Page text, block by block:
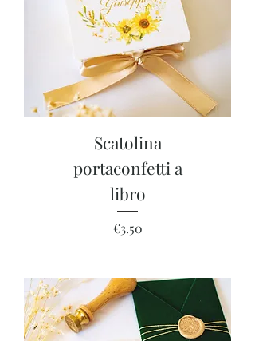
Scatolina
portaconfetti a
libro
Price
€3.50